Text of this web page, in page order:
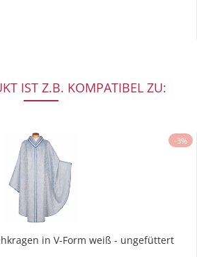
IST Z.B. KOMPATIBEL ZU:
-3%
in V-Form weiß - ungefüttert